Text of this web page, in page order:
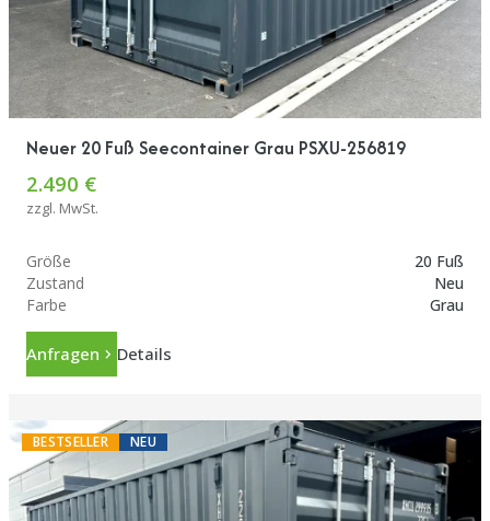
Neuer 20 Fuß Seecontainer Grau PSXU-256819
2.490 €
zzgl. MwSt.
Größe
20 Fuß
Zustand
Neu
Farbe
Grau
Anfragen Details
BESTSELLER NEU